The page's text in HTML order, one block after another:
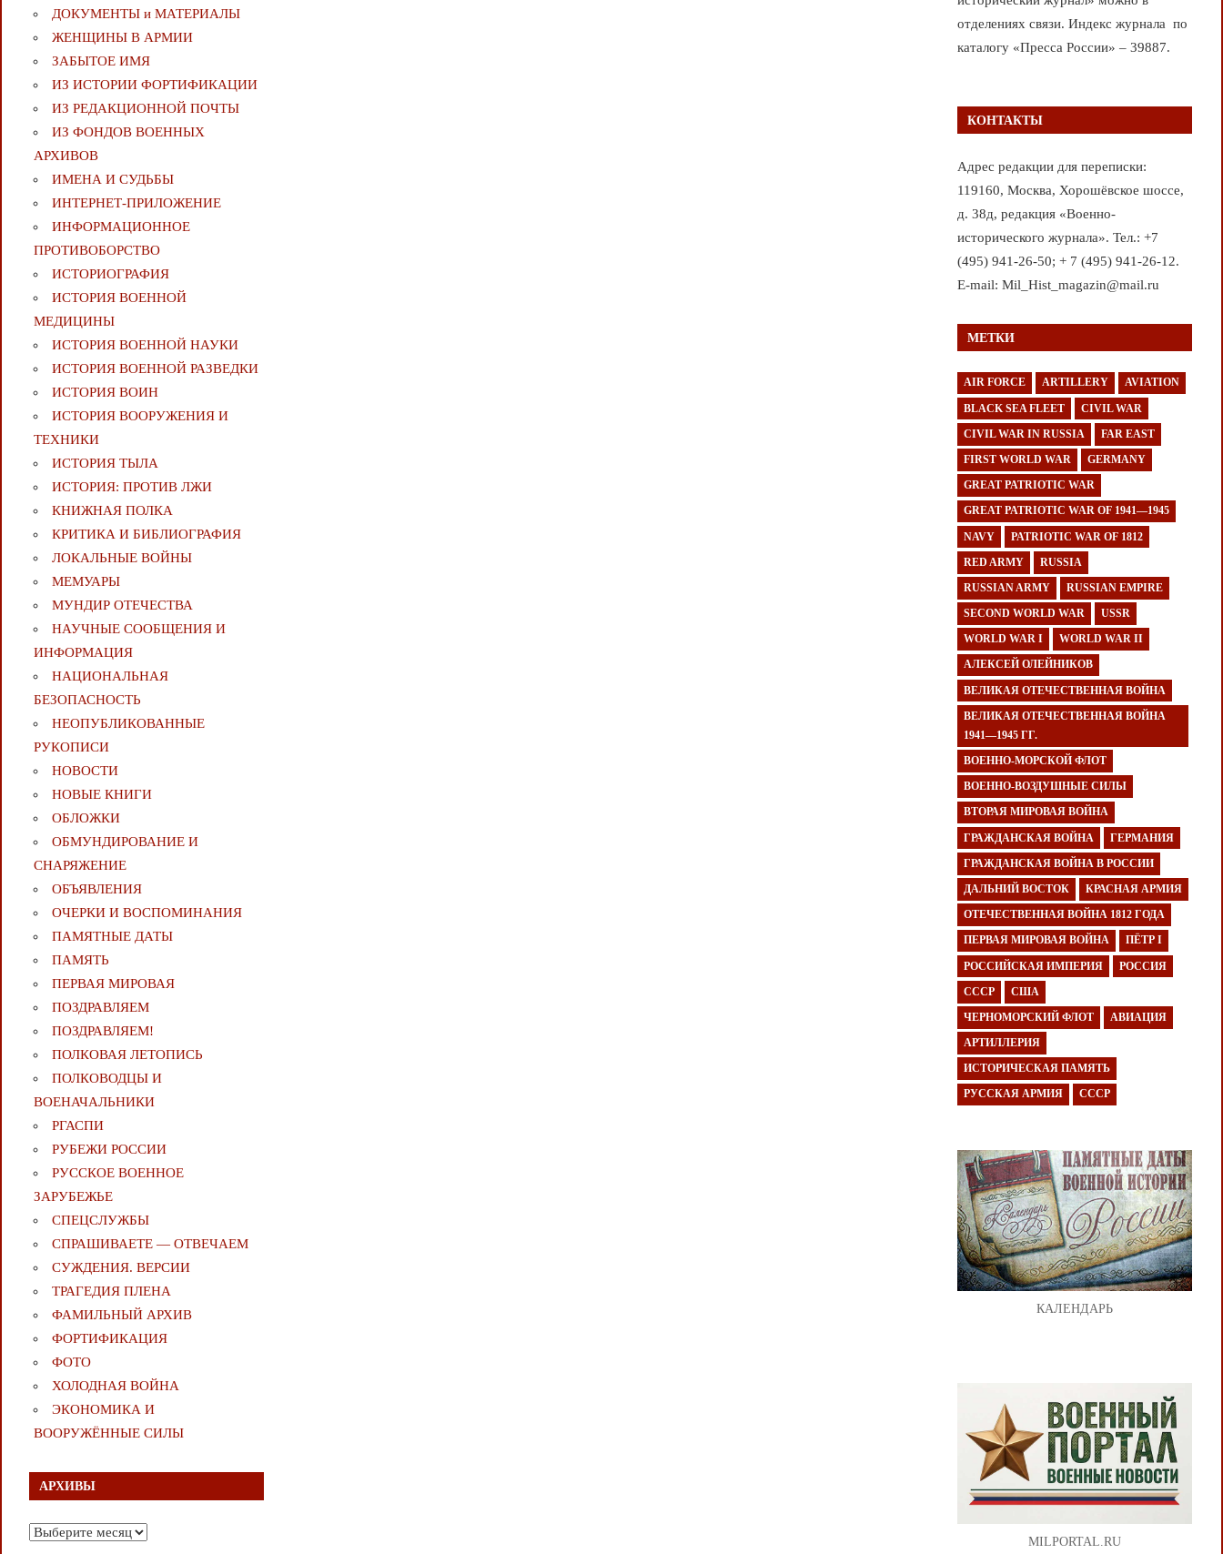
ДОКУМЕНТЫ и МАТЕРИАЛЫ
ЖЕНЩИНЫ В АРМИИ
ЗАБЫТОЕ ИМЯ
ИЗ ИСТОРИИ ФОРТИФИКАЦИИ
ИЗ РЕДАКЦИОННОЙ ПОЧТЫ
ИЗ ФОНДОВ ВОЕННЫХ
АРХИВОВ
ИМЕНА И СУДЬБЫ
ИНТЕРНЕТ-ПРИЛОЖЕНИЕ
ИНФОРМАЦИОННОЕ
ПРОТИВОБОРСТВО
ИСТОРИОГРАФИЯ
ИСТОРИЯ ВОЕННОЙ
МЕДИЦИНЫ
ИСТОРИЯ ВОЕННОЙ НАУКИ
ИСТОРИЯ ВОЕННОЙ РАЗВЕДКИ
ИСТОРИЯ ВОИН
ИСТОРИЯ ВООРУЖЕНИЯ И
ТЕХНИКИ
ИСТОРИЯ ТЫЛА
ИСТОРИЯ: ПРОТИВ ЛЖИ
КНИЖНАЯ ПОЛКА
КРИТИКА И БИБЛИОГРАФИЯ
ЛОКАЛЬНЫЕ ВОЙНЫ
МЕМУАРЫ
МУНДИР ОТЕЧЕСТВА
НАУЧНЫЕ СООБЩЕНИЯ И
ИНФОРМАЦИЯ
НАЦИОНАЛЬНАЯ
БЕЗОПАСНОСТЬ
НЕОПУБЛИКОВАННЫЕ
РУКОПИСИ
НОВОСТИ
НОВЫЕ КНИГИ
ОБЛОЖКИ
ОБМУНДИРОВАНИЕ И
СНАРЯЖЕНИЕ
ОБЪЯВЛЕНИЯ
ОЧЕРКИ И ВОСПОМИНАНИЯ
ПАМЯТНЫЕ ДАТЫ
ПАМЯТЬ
ПЕРВАЯ МИРОВАЯ
ПОЗДРАВЛЯЕМ
ПОЗДРАВЛЯЕМ!
ПОЛКОВАЯ ЛЕТОПИСЬ
ПОЛКОВОДЦЫ И
ВОЕНАЧАЛЬНИКИ
РГАСПИ
РУБЕЖИ РОССИИ
РУССКОЕ ВОЕННОЕ
ЗАРУБЕЖЬЕ
СПЕЦСЛУЖБЫ
СПРАШИВАЕТЕ — ОТВЕЧАЕМ
СУЖДЕНИЯ. ВЕРСИИ
ТРАГЕДИЯ ПЛЕНА
ФАМИЛЬНЫЙ АРХИВ
ФОРТИФИКАЦИЯ
ФОТО
ХОЛОДНАЯ ВОЙНА
ЭКОНОМИКА И
ВООРУЖЁННЫЕ СИЛЫ
АРХИВЫ
Архивы
отделениях связи. Индекс журнала по
каталогу «Пресса России» – 39887.
КОНТАКТЫ
Адрес редакции для переписки:
119160, Москва, Хорошёвское шоссе,
д. 38д, редакция «Военно-
исторического журнала». Тел.: +7
(495) 941-26-50; + 7 (495) 941-26-12.
E-mail: Mil_Hist_magazin@mail.ru
МЕТКИ
AIR FORCE ARTILLERY AVIATION
BLACK SEA FLEET CIVIL WAR
CIVIL WAR IN RUSSIA FAR EAST
FIRST WORLD WAR GERMANY
GREAT PATRIOTIC WAR
GREAT PATRIOTIC WAR OF 1941—1945
NAVY PATRIOTIC WAR OF 1812
RED ARMY RUSSIA
RUSSIAN ARMY RUSSIAN EMPIRE
SECOND WORLD WAR USSR
WORLD WAR I WORLD WAR II
АЛЕКСЕЙ ОЛЕЙНИКОВ
ВЕЛИКАЯ ОТЕЧЕСТВЕННАЯ ВОЙНА
ВЕЛИКАЯ ОТЕЧЕСТВЕННАЯ ВОЙНА
1941—1945 ГГ.
ВОЕННО-МОРСКОЙ ФЛОТ
ВОЕННО-ВОЗДУШНЫЕ СИЛЫ
ВТОРАЯ МИРОВАЯ ВОЙНА
ГРАЖДАНСКАЯ ВОЙНА ГЕРМАНИЯ
ГРАЖДАНСКАЯ ВОЙНА В РОССИИ
ДАЛЬНИЙ ВОСТОК КРАСНАЯ АРМИЯ
ОТЕЧЕСТВЕННАЯ ВОЙНА 1812 ГОДА
ПЕРВАЯ МИРОВАЯ ВОЙНА ПЁТР I
РОССИЙСКАЯ ИМПЕРИЯ РОССИЯ
СССР США
ЧЕРНОМОРСКИЙ ФЛОТ АВИАЦИЯ
АРТИЛЛЕРИЯ
ИСТОРИЧЕСКАЯ ПАМЯТЬ
РУССКАЯ АРМИЯ СССР
КАЛЕНДАРЬ
MILPORTAL.RU